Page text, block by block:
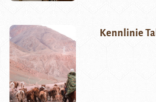
Kennlinie Tal